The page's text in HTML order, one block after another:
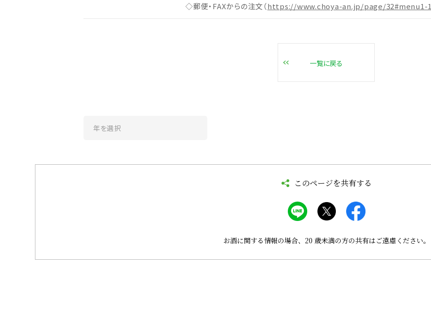
◇郵便・FAXからの注文（https://www.choya-an.jp/page/32#menu1-1
一覧に戻る
このページを共有する
お酒に関する情報の場合、 20 歳未満の方の共有はご遠慮ください。